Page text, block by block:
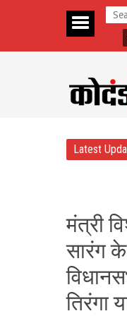
Latest
से मुख्यमंत्री डॉ. यादव ने किसानों से
मंत्री
सारंग
तिरंगा